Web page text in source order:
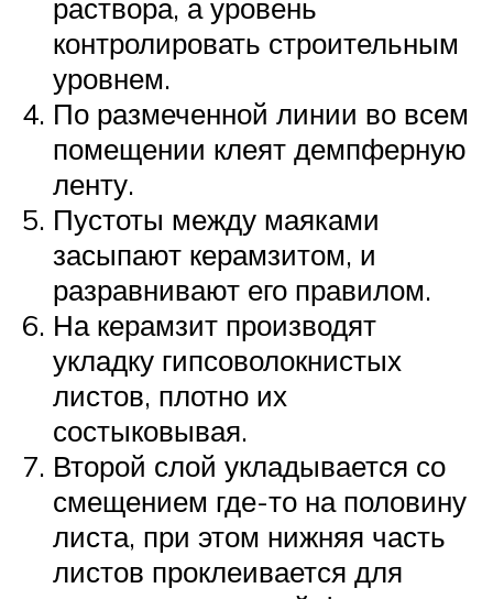
раствора, а уровень
контролировать строительным
уровнем.
По размеченной линии во всем
помещении клеят демпферную
ленту.
Пустоты между маяками
засыпают керамзитом, и
разравнивают его правилом.
На керамзит производят
укладку гипсоволокнистых
листов, плотно их
состыковывая.
Второй слой укладывается со
смещением где-то на половину
листа, при этом нижняя часть
листов проклеивается для